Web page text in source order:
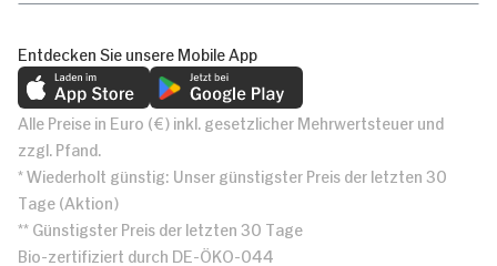
Entdecken Sie unsere Mobile App
Alle Preise in Euro (€) inkl. gesetzlicher Mehrwertsteuer und
zzgl. Pfand.
* Wiederholt günstig: Unser günstigster Preis der letzten 30
Tage (Aktion)
** Günstigster Preis der letzten 30 Tage
Bio-zertifiziert durch DE-ÖKO-044